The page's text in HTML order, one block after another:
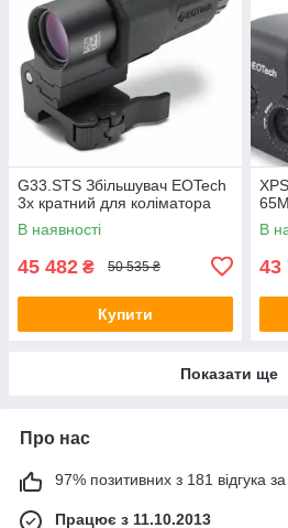
G33.STS Збільшувач EOTech
3х кратний для коліматора
В наявності
45 482 ₴ 50 535 ₴
Купити
В
43
Показати ще
Про нас
97% позитивних з 181 відгука за
Працює з 11.10.2013